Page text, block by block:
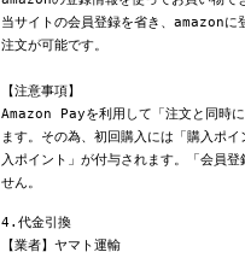
当サイトの会員登録を省き、amazonに
注文が可能です。
【注意事項】
Amazon Payを利用して「注文と同時
ます。その為、初回購入には「購入ポ
入ポイント」が付与されます。「会員
せん。
4.代金引換
【業者】ヤマト運輸